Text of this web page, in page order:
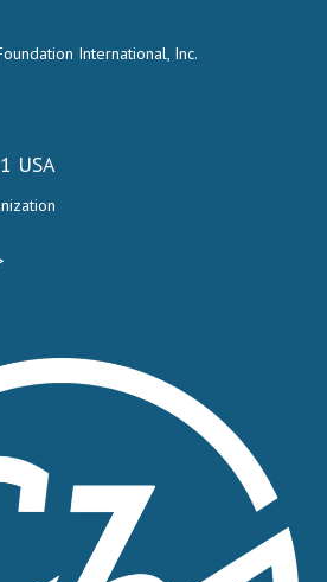
International, Inc.
USA